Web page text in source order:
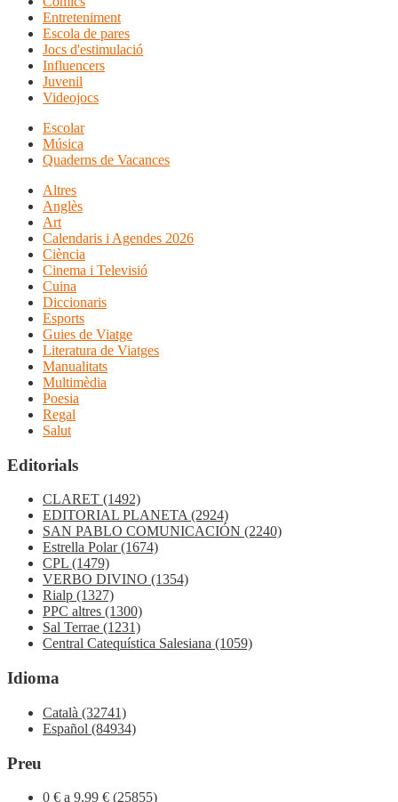
Entreteniment
Escola de pares
Jocs d'estimulació
Influencers
Juvenil
Videojocs
Escolar
Música
Quaderns de Vacances
Altres
Anglès
Art
Calendaris i Agendes 2026
Ciència
Cinema i Televisió
Cuina
Diccionaris
Esports
Guies de Viatge
Literatura de Viatges
Manualitats
Multimèdia
Poesia
Regal
Salut
Editorials
CLARET (1492)
EDITORIAL PLANETA(2924)
SAN PABLO COMUNICACIÓN (2240)
Estrella Polar(1674)
CPL (1479)
VERBO DIVINO (1354)
Rialp (1327)
PPC altres (1300)
Sal Terrae (1231)
Central Catequística Salesiana (1059)
Idioma
Català (32741)
Español (84934)
Preu
0 € a 9,99 € (25855)